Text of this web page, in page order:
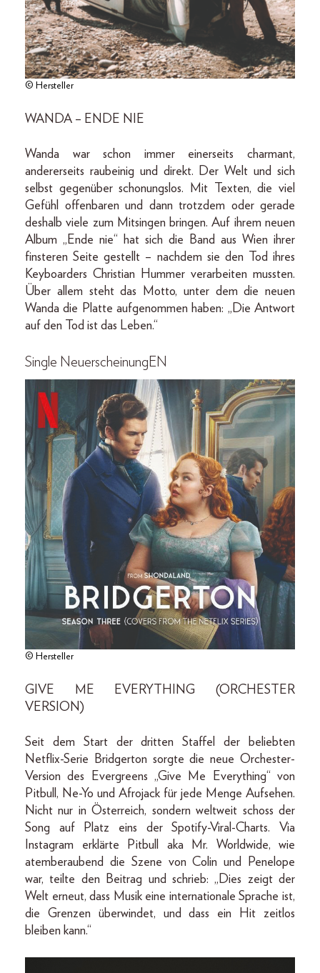
© Hersteller
WANDA – ENDE NIE
Wanda war schon immer einerseits charmant,
andererseits raubeinig und direkt. Der Welt und sich
selbst gegenüber schonungslos. Mit Texten, die viel
Gefühl offenbaren und dann trotzdem oder gerade
deshalb viele zum Mitsingen bringen. Auf ihrem neuen
Album „Ende nie“ hat sich die Band aus Wien ihrer
finsteren Seite gestellt – nachdem sie den Tod ihres
Keyboarders Christian Hummer verarbeiten mussten.
Über allem steht das Motto, unter dem die neuen
Wanda die Platte aufgenommen haben: „Die Antwort
auf den Tod ist das Leben.“
Single NeuerscheinungEN
© Hersteller
GIVE ME EVERYTHING (ORCHESTER
VERSION)
Seit dem Start der dritten Staffel der beliebten
Netflix-Serie Bridgerton sorgte die neue Orchester-
Version des Evergreens „Give Me Everything“ von
Pitbull, Ne-Yo und Afrojack für jede Menge Aufsehen.
Nicht nur in Österreich, sondern weltweit schoss der
Song auf Platz eins der Spotify-Viral-Charts. Via
Instagram erklärte Pitbull aka Mr. Worldwide, wie
atemberaubend die Szene von Colin und Penelope
war, teilte den Beitrag und schrieb: „Dies zeigt der
Welt erneut, dass Musik eine internationale Sprache ist,
die Grenzen überwindet, und dass ein Hit zeitlos
bleiben kann.“